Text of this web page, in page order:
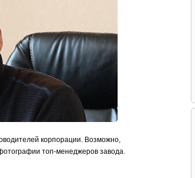
корпорации. Возможно,
топ‑менеджеров завода.